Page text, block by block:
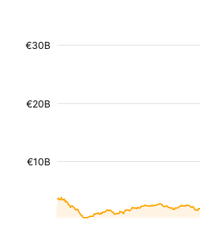
€10B
€20B
€30B